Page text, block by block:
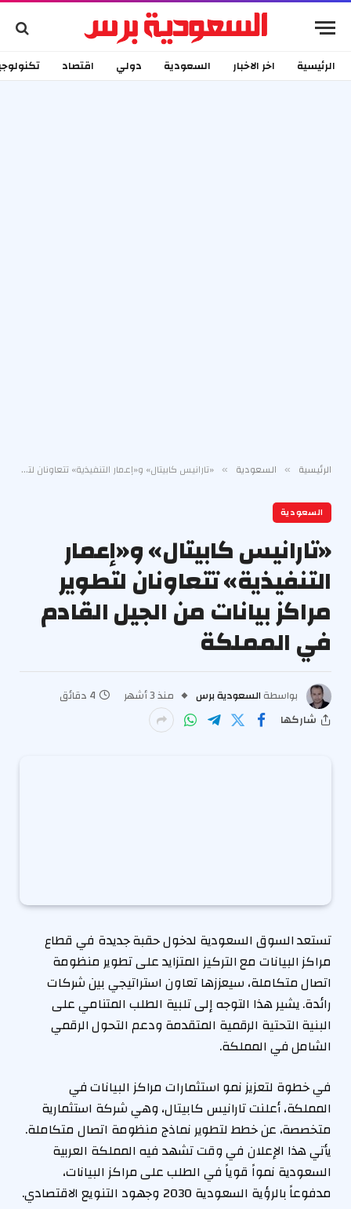
الرئيسية اخر الاخبار السعودية دولي اقتصاد
الرئيسية » السعودية » «تارانيس كابيتال» و«إعمار التنفيذية» تتعاونان لتطوير مراكز بيانات من الجيل القادم في المملكة
السعودية
«تارانيس كابيتال» و«إعمار
التنفيذية» تتعاونان لتطوير
مراكز بيانات من الجيل القادم
في المملكة
بواسطة السعودية برس منذ 3 أشهر
4 دقائق
شاركها
تستعد السوق السعودية لدخول حقبة جديدة في قطاع
مراكز البيانات مع التركيز المتزايد على تطوير منظومة
اتصال متكاملة، سيعززها تعاون استراتيجي بين شركات
رائدة. يشير هذا التوجه إلى تلبية الطلب المتنامي على
البنية التحتية الرقمية المتقدمة ودعم التحول الرقمي
الشامل في المملكة.
في خطوة لتعزيز نمو استثمارات مراكز البيانات في
المملكة، أعلنت تارانيس كابيتال، وهي شركة استثمارية
متخصصة، عن خطط لتطوير نماذج منظومة اتصال متكاملة.
يأتي هذا الإعلان في وقت تشهد فيه المملكة العربية
السعودية نمواً قوياً في الطلب على مراكز البيانات،
مدفوعاً بالرؤية السعودية 2030 وجهود التنويع الاقتصادي.